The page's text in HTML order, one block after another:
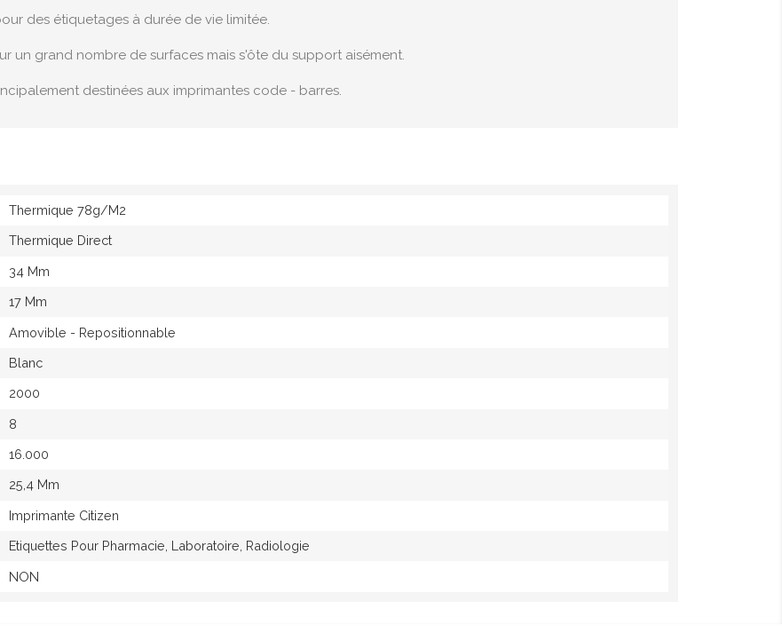
des étiquetages à durée de vie limitée.
un grand nombre de surfaces mais s'ôte du support aisément.
destinées aux imprimantes code - barres.
Thermique 78g/M2
Thermique Direct
34 Mm
17 Mm
Amovible - Repositionnable
Blanc
2000
8
16.000
25,4 Mm
Imprimante Citizen
Etiquettes Pour Pharmacie, Laboratoire, Radiologie
NON